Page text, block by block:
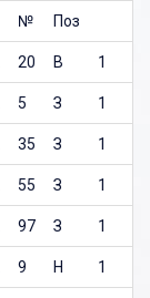
№ Поз
20 В 1
5 З 1
35 З 1
55 З 1
97 З 1
9 Н 1